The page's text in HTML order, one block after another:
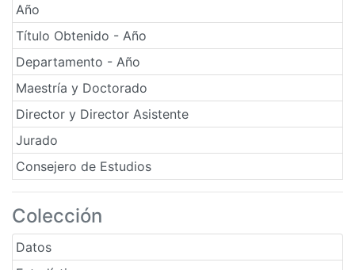
Año
Título Obtenido - Año
Departamento - Año
Maestría y Doctorado
Director y Director Asistente
Jurado
Consejero de Estudios
Colección
Datos